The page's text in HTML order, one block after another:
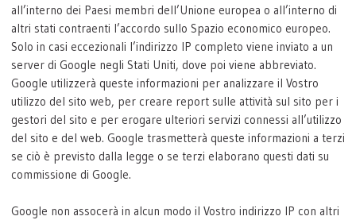
all’interno dei Paesi membri dell’Unione europea o all’interno di
altri stati contraenti l’accordo sullo Spazio economico europeo.
Solo in casi eccezionali l’indirizzo IP completo viene inviato a un
server di Google negli Stati Uniti, dove poi viene abbreviato.
Google utilizzerà queste informazioni per analizzare il Vostro
utilizzo del sito web, per creare report sulle attività sul sito per i
gestori del sito e per erogare ulteriori servizi connessi all’utilizzo
del sito e del web. Google trasmetterà queste informazioni a terzi
se ciò è previsto dalla legge o se terzi elaborano questi dati su
commissione di Google.
Google non assocerà in alcun modo il Vostro indirizzo IP con altri